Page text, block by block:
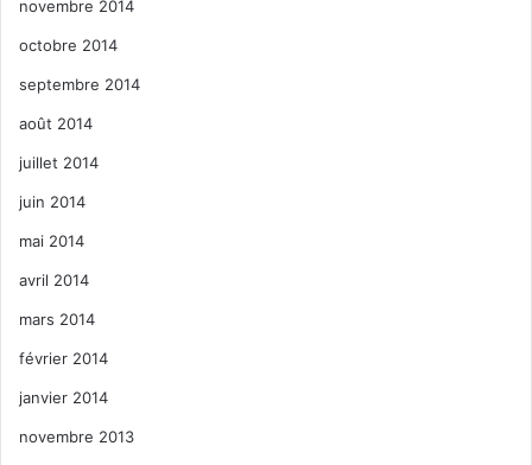
novembre 2014
octobre 2014
septembre 2014
août 2014
juillet 2014
juin 2014
mai 2014
avril 2014
mars 2014
février 2014
janvier 2014
novembre 2013